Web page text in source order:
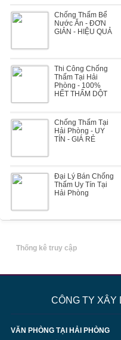
Chống Thấm Bể
Nước Ăn - ĐƠN
GIẢN - HIỆU QUẢ
Thi Công Chống
Thấm Tại Hải
Phòng - 100%
HẾT THẤM DỘT
Chống Thấm Tại
Hải Phòng - UY
TÍN - GIÁ RẺ
Đại Lý Bán Chống
Thấm Uy Tín Tại
Hải Phòng
Thống kê truy cập
CÔNG TY XÂY
VĂN PHÒNG TẠI HẢI PHÒNG